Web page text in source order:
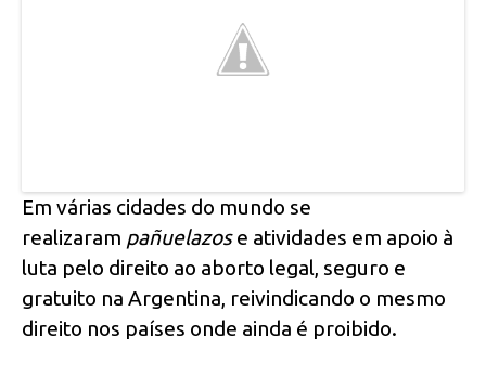
Em várias cidades do mundo se
realizaram pañuelazose atividades em apoio à
luta pelo direito ao aborto legal, seguro e
gratuito na Argentina, reivindicando o mesmo
direito nos países onde ainda é proibido.